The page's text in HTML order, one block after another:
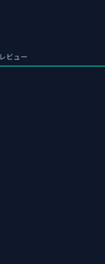
ビュー